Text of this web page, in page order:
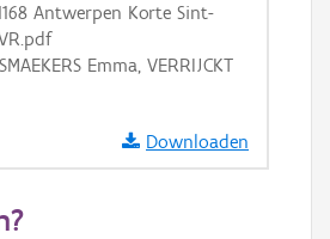
Antwerpen Korte Sint-
Emma, VERRIJCKT
Downloaden